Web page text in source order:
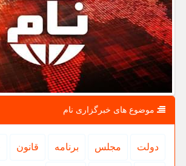
موضوع های خبرگزاری نام
دولت مجلس برنامه قانون